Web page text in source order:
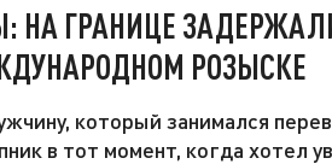
НА ГРАНИЦЕ
РОЗЫСКЕ
который занимался
в тот момент, когда хотел